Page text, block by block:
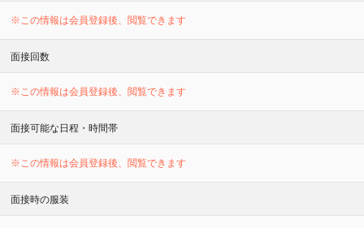
※この情報は会員登録後、閲覧できます
面接回数
※この情報は会員登録後、閲覧できます
面接可能な日程・時間帯
※この情報は会員登録後、閲覧できます
面接時の服装